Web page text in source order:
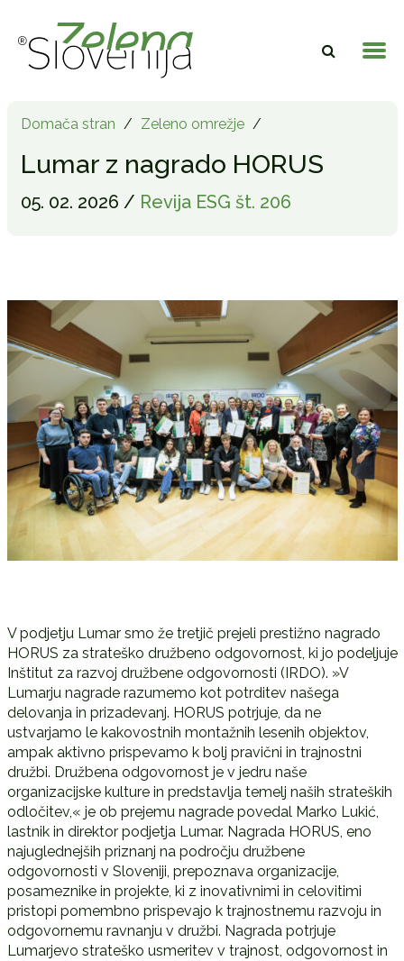
Domača stran / Zeleno omrežje /
Lumar z nagrado HORUS
05. 02. 2026 / Revija ESG št. 206
V podjetju Lumar smo že tretjič prejeli prestižno nagrado
HORUS za strateško družbeno odgovornost, ki jo podeljuje
Inštitut za razvoj družbene odgovornosti (IRDO). »V
Lumarju nagrade razumemo kot potrditev našega
delovanja in prizadevanj. HORUS potrjuje, da ne
ustvarjamo le kakovostnih montažnih lesenih objektov,
ampak aktivno prispevamo k bolj pravični in trajnostni
družbi. Družbena odgovornost je v jedru naše
organizacijske kulture in predstavlja temelj naših strateških
odločitev,« je ob prejemu nagrade povedal Marko Lukić,
lastnik in direktor podjetja Lumar. Nagrada HORUS, eno
najuglednejših priznanj na področju družbene
odgovornosti v Sloveniji, prepoznava organizacije,
posameznike in projekte, ki z inovativnimi in celovitimi
pristopi pomembno prispevajo k trajnostnemu razvoju in
odgovornemu ravnanju v družbi. Nagrada potrjuje
Lumarjevo strateško usmeritev v trajnost, odgovornost in